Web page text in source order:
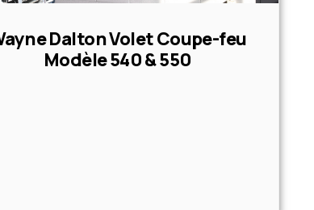
Dalton Volet Coupe-feu
Modèle 540 & 550